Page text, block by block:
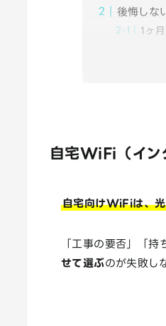
後悔しな
1ヶ
自宅WiFi（イン
自宅向けWiFiは、
「工事の要否」「
せて選ぶのが失敗し